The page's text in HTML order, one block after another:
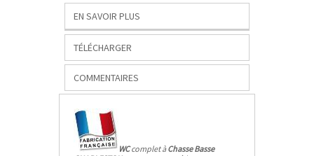
EN SAVOIR PLUS
TÉLÉCHARGER
COMMENTAIRES
WCcomplet àChasse Basse